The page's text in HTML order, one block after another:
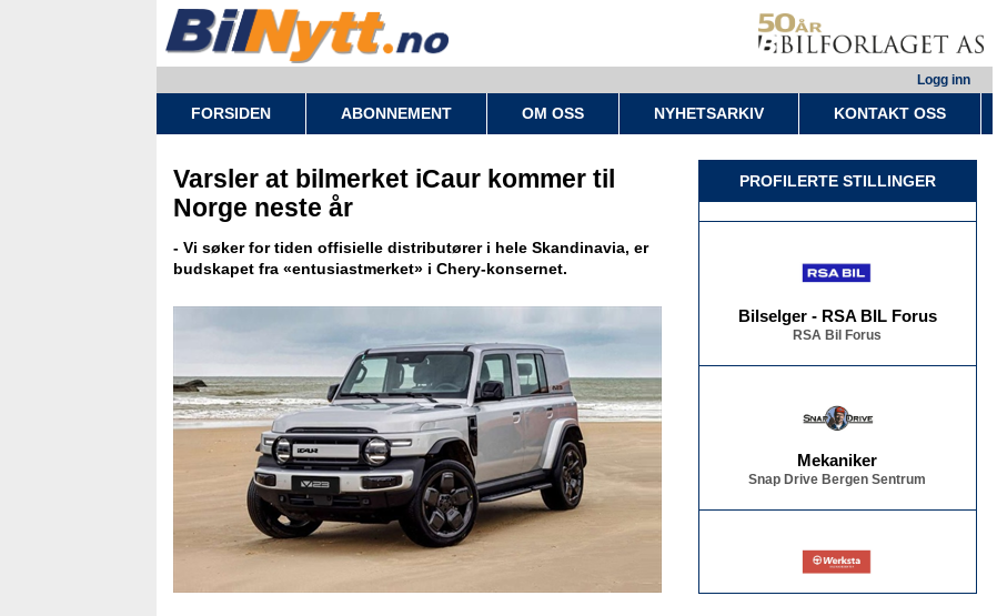
Logg inn
FORSIDEN ABONNEMENT OM OSS NYHETSARKIV KONTAKT OSS
Varsler at bilmerket iCaur kommer til
Norge neste år
- Vi søker for tiden offisielle distributører i hele Skandinavia, er
budskapet fra «entusiastmerket» i Chery-konsernet.
PROFILERTE STILLINGER
RSA Bil Forus
Snap Drive Bergen Sentrum